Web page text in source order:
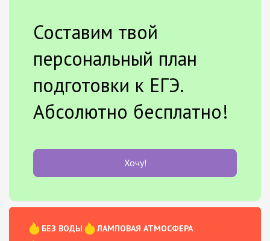
Составим твой
персональный план
подготовки к ЕГЭ.
Абсолютно бесплатно!
Хочу!
БЕЗ ВОДЫ
ЛАМПОВАЯ АТМОСФЕРА